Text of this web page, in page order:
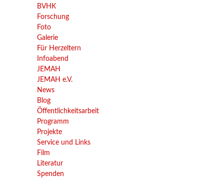
BVHK
Forschung
Foto
Galerie
Für Herzeltern
Infoabend
JEMAH
JEMAH e.V.
News
Blog
Öffentlichkeitsarbeit
Programm
Projekte
Service und Links
Film
Literatur
Spenden